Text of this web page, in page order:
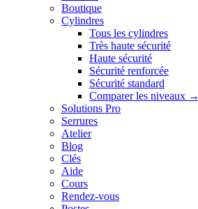
Boutique
Cylindres
Tous les cylindres
Très haute sécurité
Haute sécurité
Sécurité renforcée
Sécurité standard
Comparer les niveaux →
Solutions Pro
Serrures
Atelier
Blog
Clés
Aide
Cours
Rendez-vous